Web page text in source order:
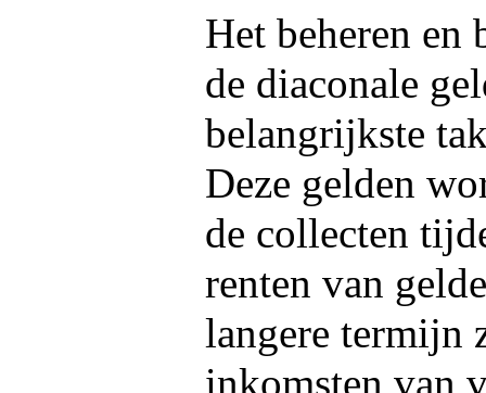
Het beheren en
de diaconale
belangrijkste
Deze gelden
de collecten
renten van
langere termijn
inkomsten van